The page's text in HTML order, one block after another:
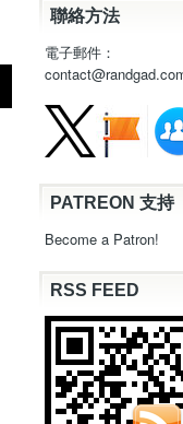
聯絡方法
電子郵件：
PATREON 支持
Become a Patron!
RSS FEED